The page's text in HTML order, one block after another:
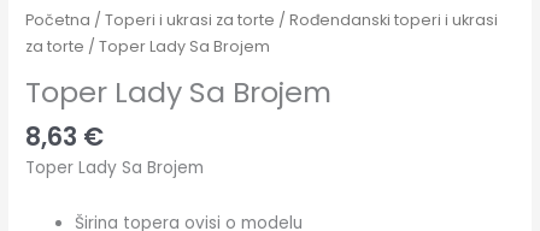
Početna /Toperi i ukrasi za torte /Rođendanski toperi i ukrasi
za torte / Toper Lady Sa Brojem
Toper Lady Sa Brojem
8,63 €
Toper Lady Sa Brojem
Širina topera ovisi o modelu
Sa
Brojem